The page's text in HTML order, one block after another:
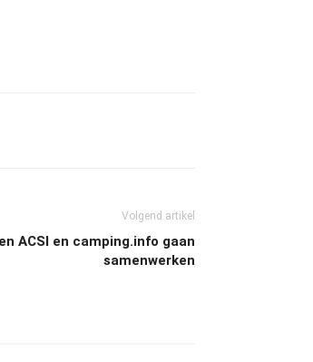
Volgend artikel
ACSI en camping.info gaan
samenwerken